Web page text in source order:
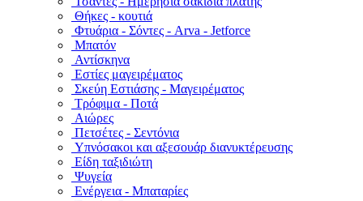
Θήκες - κουτιά
Φτυάρια - Σόντες - Arva - Jetforce
Μπατόν
Αντίσκηνα
Εστίες μαγειρέματος
Σκεύη Εστιάσης - Μαγειρέματος
Τρόφιμα - Ποτά
Αιώρες
Πετσέτες - Σεντόνια
Υπνόσακοι και αξεσουάρ διανυκτέρευσης
Είδη ταξιδιώτη
Ψυγεία
Ενέργεια - Μπαταρίες